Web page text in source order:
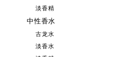
淡香精
中性香水
古龙水
淡香水